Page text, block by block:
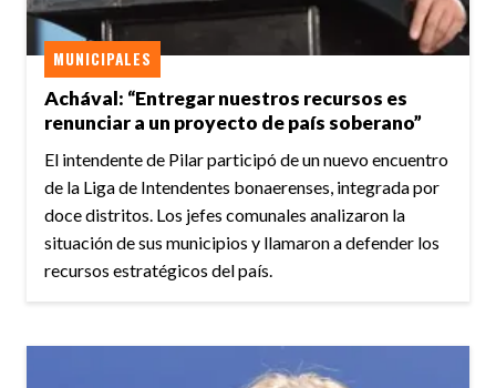
Achával: “Entregar nuestros recursos es
renunciar a un proyecto de país soberano”
MUNICIPALES
El intendente de Pilar participó de un nuevo encuentro
de la Liga de Intendentes bonaerenses, integrada por
doce distritos. Los jefes comunales analizaron la
situación de sus municipios y llamaron a defender los
recursos estratégicos del país.